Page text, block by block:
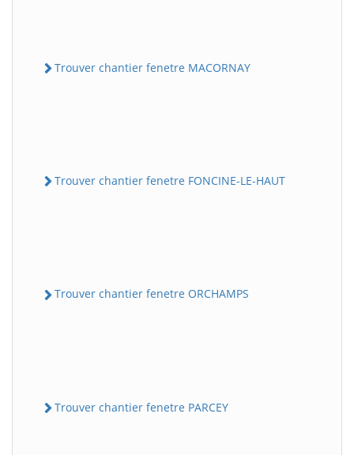
Trouver chantier fenetre MACORNAY
Trouver chantier fenetre FONCINE-LE-HAUT
Trouver chantier fenetre ORCHAMPS
Trouver chantier fenetre PARCEY